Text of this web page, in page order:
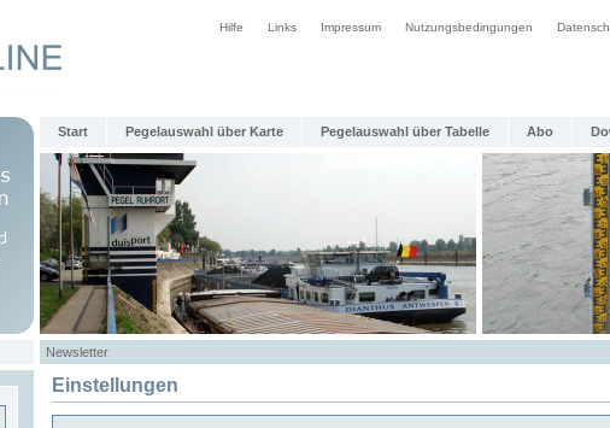
Hilfe Links Impressum Nutzungsbedingungen
Start Pegelauswahl über Karte Pegelauswahl über Tabelle Abo
Newsletter
Einstellungen